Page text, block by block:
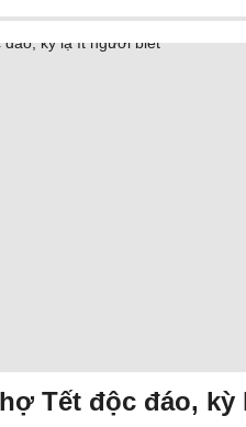
Tết độc đáo, kỳ